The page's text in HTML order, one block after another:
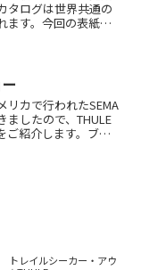
タログは世界共通の
ます。今回の表紙は
リカで行われたSEMA
ましたので、THULE
ご紹介します。ブー
トレイルシーカー・アウ